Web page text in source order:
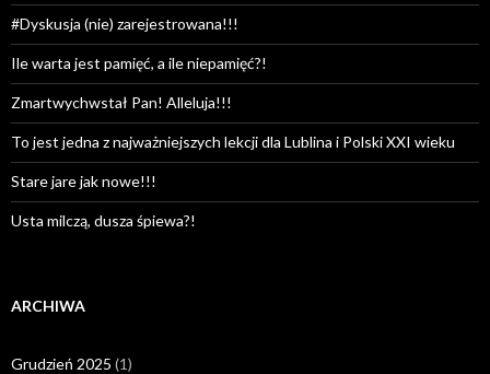
#Dyskusja (nie) zarejestrowana!!!
Ile warta jest pamięć, a ile niepamięć?!
Zmartwychwstał Pan! Alleluja!!!
To jest jedna z najważniejszych lekcji dla Lublina i Polski XXI wieku
Stare jare jak nowe!!!
Usta milczą, dusza śpiewa?!
ARCHIWA
Grudzień 2025 (1)